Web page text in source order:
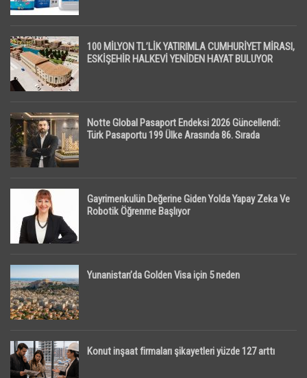
100 MİLYON TL’LİK YATIRIMLA CUMHURİYET MİRASI,
ESKİŞEHİR HALKEVİ YENİDEN HAYAT BULUYOR
Notte Global Pasaport Endeksi 2026 Güncellendi:
Türk Pasaportu 199 Ülke Arasında 86. Sırada
Gayrimenkulün Değerine Giden Yolda Yapay Zeka Ve
Robotik Öğrenme Başlıyor
Yunanistan’da Golden Visa için 5 neden
Konut inşaat firmaları şikayetleri yüzde 127 arttı